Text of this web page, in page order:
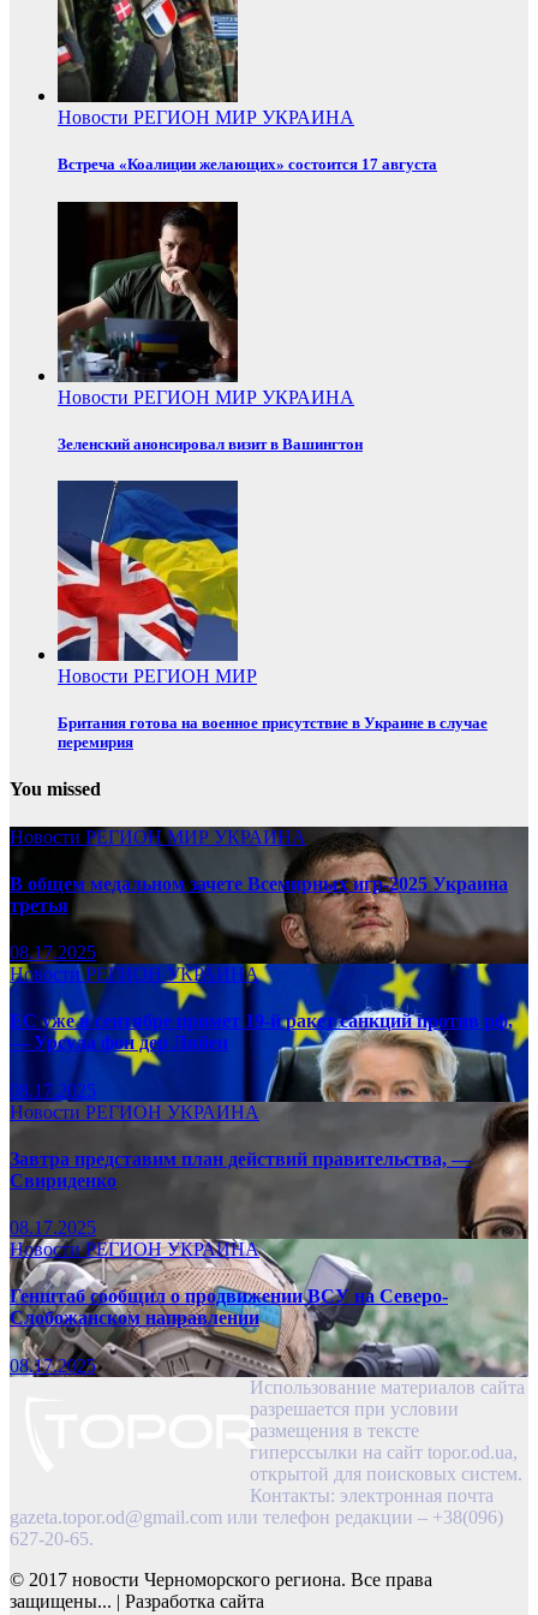
Новости РЕГИОН МИР УКРАИНА
Встреча «Коалиции желающих» состоится 17 августа
Новости РЕГИОН МИР УКРАИНА
Зеленский анонсировал визит в Вашингтон
Новости РЕГИОН МИР
Британия готова на военное присутствие в Украине в случае
перемирия
You missed
Новости РЕГИОНМИР УКРАИНА
В общем медальном зачете Всемирных игр-2025 Украина
третья
08.17.2025
НовостиРЕГИОНУКРАИНА
ЕС уже в сентябре примет 19-й ракет санкций против рф,
— Урсула фон дер Ляйен
08.17.2025
Новости РЕГИОН УКРАИНА
Завтра представим план действий правительства, —
Свириденко
08.17.2025
НовостиРЕГИОНУКРАИНА
Генштаб сообщил о продвижении ВСУ на Северо-
Слобожанском направлении
08.17.2025
Использование материалов сайта
разрешается при условии
размещения в тексте
гиперссылки на сайт topor.od.ua,
открытой для поисковых систем.
Контакты: электронная почта
gazeta.topor.od@gmail.com или телефон редакции – +38(096)
627-20-65.
© 2017 новости Черноморского региона. Все права
защищены... | Разработка сайта